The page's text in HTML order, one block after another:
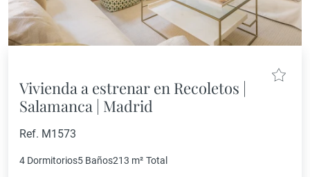
Vivienda a estrenar en Recoletos |
Salamanca | Madrid
Ref. M1573
4 Dormitorios5 Baños213 m² Total